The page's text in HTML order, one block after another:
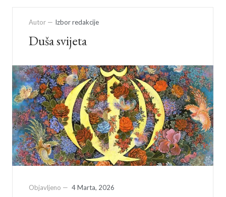
Autor — Izbor redakcije
Duša svijeta
Objavljeno — 4 Marta, 2026